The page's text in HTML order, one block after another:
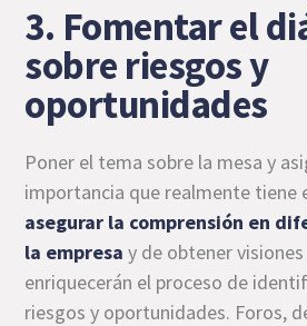
3. Fomentar el
sobre riesgos y
oportunidades
Poner el tema sobre la mesa y
importancia que realmente tiene
asegurar la comprensión en
la empresay de obtener
enriquecerán el proceso de
riesgos y oportunidades. Foros,